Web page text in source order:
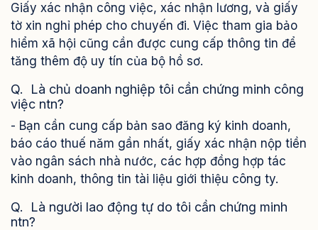
Giấy xác nhận công việc, xác nhận lương, và giấy
tờ xin nghỉ phép cho chuyến đi. Việc tham gia bảo
hiểm xã hội cũng cần được cung cấp thông tin để
tăng thêm độ uy tín của bộ hồ sơ.
Q. Là chủ doanh nghiệp tôi cần chứng minh công
việc ntn?
- Bạn cần cung cấp bản sao đăng ký kinh doanh,
báo cáo thuế năm gần nhất, giấy xác nhận nộp tiền
vào ngân sách nhà nước, các hợp đồng hợp tác
kinh doanh, thông tin tài liệu giới thiệu công ty.
Q. Là người lao động tự do tôi cần chứng minh
ntn?